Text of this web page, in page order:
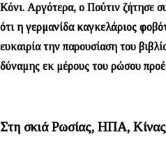
Κόνι. Αργότερα, ο Πούτιν ζήτησε
ότι η γερμανίδα καγκελάριος
ευκαιρία την παρουσίαση του
δύναμης εκ μέρους του ρώσου
Στη σκιά Ρωσίας, ΗΠΑ, Κίνας